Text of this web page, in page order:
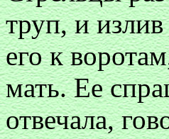
труп, и
его к
мать. Ее
отвечала,